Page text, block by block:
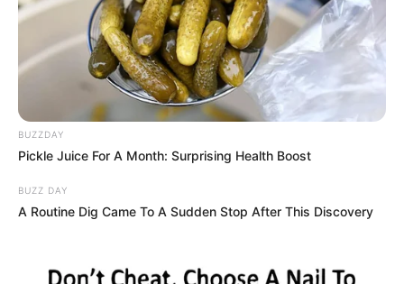
BUZZDAY
Pickle Juice For A Month: Surprising Health Boost
BUZZ DAY
A Routine Dig Came To A Sudden Stop After This Discovery